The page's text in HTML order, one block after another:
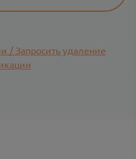
/ Запросить удаление